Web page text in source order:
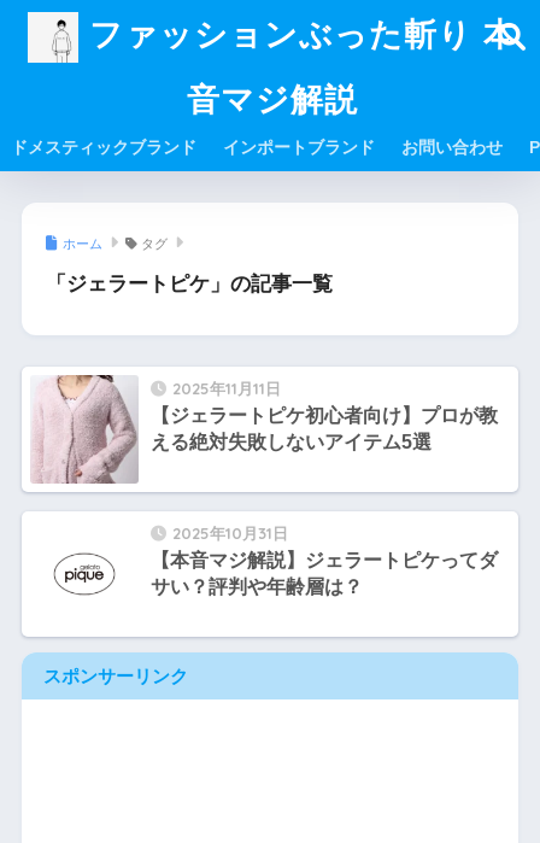
ファッションぶった斬り 本
音マジ解説
ドメスティックブランド インポートブランド お問い合わせ
ホーム タグ
「ジェラートピケ」の記事一覧
2025年11月11日
【ジェラートピケ初心者向け】プロが教
える絶対失敗しないアイテム5選
2025年10月31日
【本音マジ解説】ジェラートピケってダ
サい？評判や年齢層は？
スポンサーリンク